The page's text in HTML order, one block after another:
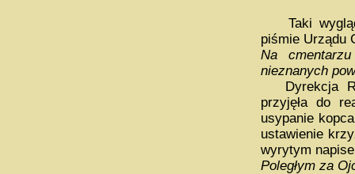
Taki wygląd
piśmie Urządu
Na
nieznanych
Dyrekcja
przyjęła do
usypanie
ustawienie
wyrytym
Poległym za